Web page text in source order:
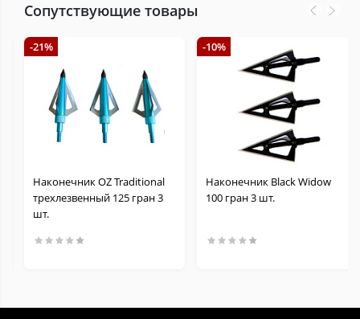
Сопутствующие товары
-21%
Наконечник OZ Traditional
трехлезвенный 125 гран 3
шт.
-10%
Наконечник Black Widow
100 гран 3 шт.